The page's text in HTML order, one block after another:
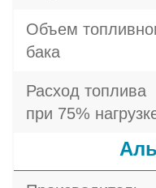
Объем
бака
Расход топлива
при 75%